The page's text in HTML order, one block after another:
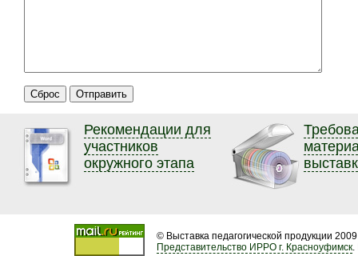
Рекомендации для
участников
окружного этапа
© Выставка педагогической продукции 2009
Представительство ИРРО г. Красноуфимск.